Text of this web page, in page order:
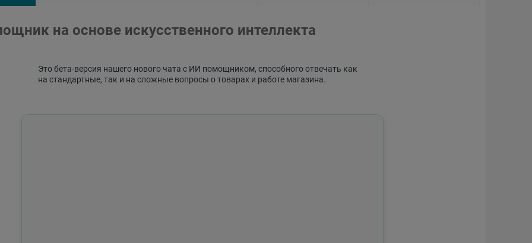
на основе искусственного интеллекта
Это бета-версия нашего нового чата с ИИ помощником, способного отвечать как
на стандартные, так и на сложные вопросы о товарах и работе магазина.